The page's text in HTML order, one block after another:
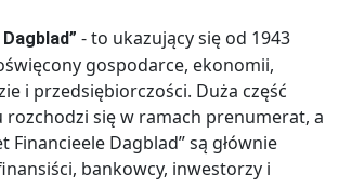
- to ukazujący się od 1943
gospodarce, ekonomii,
i przedsiębiorczości. Duża część
rozchodzi się w ramach prenumerat, a
Financieele Dagblad” są głównie
bankowcy, inwestorzy i